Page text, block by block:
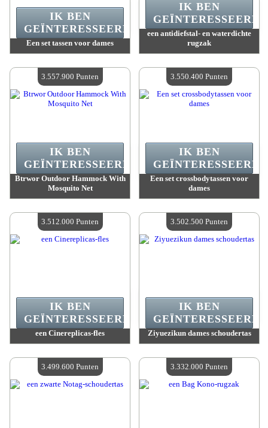
Een set tassen voor dames
Beschikbare hoeveelheid :4
IK BEN
GEÏNTERESSEERD.
een antidiefstal- en waterdichte
rugzak
Beschikbare hoeveelheid :4
IK BEN
GEÏNTERESSEERD.
Btrwor Outdoor Hammock With
Mosquito Net
Beschikbare hoeveelheid :4
IK BEN
GEÏNTERESSEERD.
3.557.900 Punten
Een set crossbodytassen voor
dames
Beschikbare hoeveelheid :4
IK BEN
GEÏNTERESSEERD.
3.550.400 Punten
een Cinereplicas-fles
Beschikbare hoeveelheid :4
IK BEN
GEÏNTERESSEERD.
3.512.000 Punten
Ziyuezikun dames schoudertas
Beschikbare hoeveelheid :4
IK BEN
GEÏNTERESSEERD.
3.502.500 Punten
3.499.600 Punten 3.332.000 Punten